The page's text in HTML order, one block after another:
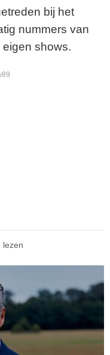
bij het
nummers van
shows.
lezen